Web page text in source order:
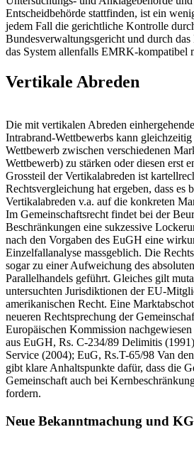
Entscheidbehörde stattfinden, ist ein
jedem Fall die gerichtliche Kontrolle
Bundesverwaltungsgericht und durch
das System allenfalls EMRK-kompatibel
Vertikale Abreden
Die mit vertikalen Abreden
Intrabrand-Wettbewerbs kann gleichzeitig
Wettbewerb zwischen verschiedenen
Wettbewerb) zu stärken oder diesen erst
Grossteil der Vertikalabreden ist
Rechtsvergleichung hat ergeben, dass es
Vertikalabreden v.a. auf die konkreten
Im Gemeinschaftsrecht findet bei der
Beschränkungen eine sukzessive
nach den Vorgaben des EuGH eine
Einzelfallanalyse massgeblich. Die
sogar zu einer Aufweichung des
Parallelhandels geführt. Gleiches gilt
untersuchten Jurisdiktionen der EU-
amerikanischen Recht. Eine
neueren Rechtsprechung der
Europäischen Kommission
aus EuGH, Rs. C-234/89 Delimitis
Service (2004); EuG, Rs.T-65/98 Van
gibt klare Anhaltspunkte dafür, dass die
Gemeinschaft auch bei
fordern.
Neue Bekanntmachung und KG